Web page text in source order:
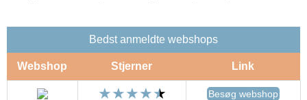
Bedst anmeldte webshops
Webshop Stjerner Link
Besøg webshop